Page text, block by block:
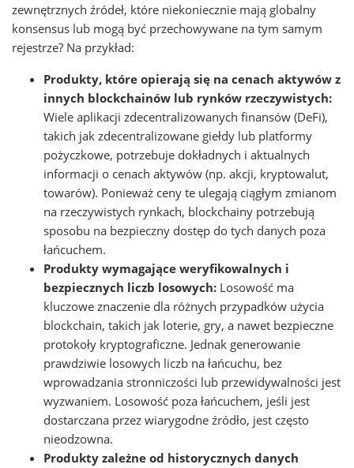
zewnętrznych źródeł, które niekoniecznie mają globalny
konsensus lub mogą być przechowywane na tym samym
rejestrze? Na przykład:
Produkty, które opierają się na cenach aktywów z
innych blockchainów lub rynków rzeczywistych:
Wiele aplikacji zdecentralizowanych finansów (DeFi),
takich jak zdecentralizowane giełdy lub platformy
pożyczkowe, potrzebuje dokładnych i aktualnych
informacji o cenach aktywów (np. akcji, kryptowalut,
towarów). Ponieważ ceny te ulegają ciągłym zmianom
na rzeczywistych rynkach, blockchainy potrzebują
sposobu na bezpieczny dostęp do tych danych poza
łańcuchem.
Produkty wymagające weryfikowalnych i
bezpiecznych liczb losowych: Losowość ma
kluczowe znaczenie dla różnych przypadków użycia
blockchain, takich jak loterie, gry, a nawet bezpieczne
protokoły kryptograficzne. Jednak generowanie
prawdziwie losowych liczb na łańcuchu, bez
wprowadzania stronniczości lub przewidywalności jest
wyzwaniem. Losowość poza łańcuchem, jeśli jest
dostarczana przez wiarygodne źródło, jest często
nieodzowna.
Produkty zależne od historycznych danych